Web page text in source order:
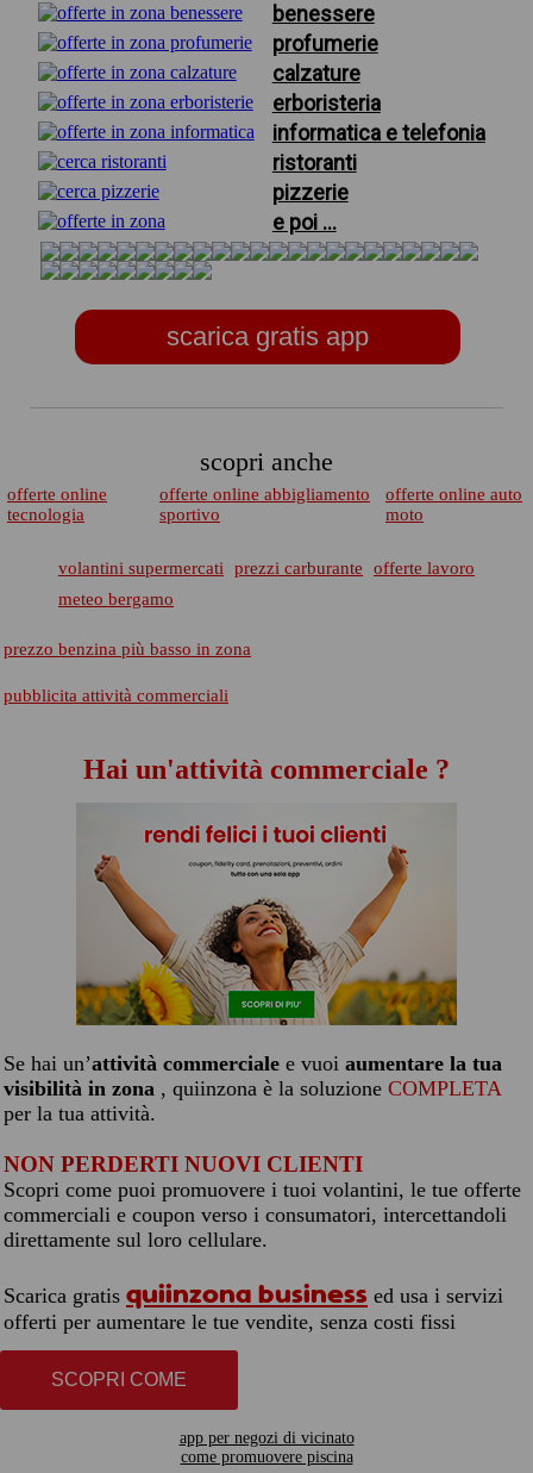
benessere
profumerie
calzature
erboristeria
informatica e telefonia
ristoranti
pizzerie
e poi ...
scarica gratis app
scopri anche
offerte online
tecnologia
offerte online abbigliamento
sportivo
offerte online auto
moto
volantini supermercati prezzi carburante
offerte lavoro
meteo bergamo
prezzo benzina più basso in zona
pubblicita attività commerciali
Hai un'attività commerciale ?
Se hai un’attività commerciale e vuoi aumentare la tua
visibilità in zona , quiinzona è la soluzione COMPLETA
per la tua attività.
NON PERDERTI NUOVI CLIENTI
Scopri come puoi promuovere i tuoi volantini, le tue offerte
commerciali e coupon verso i consumatori, intercettandoli
direttamente sul loro cellulare.
Scarica gratis quiinzona business ed usa i servizi
offerti per aumentare le tue vendite, senza costi fissi
SCOPRI COME
app per negozi di vicinato
come promuovere piscina